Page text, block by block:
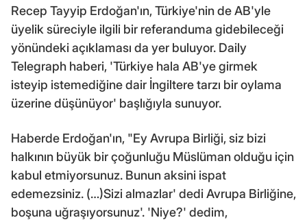
Recep Tayyip Erdoğan'ın, Türkiye'nin de AB'yle
üyelik süreciyle ilgili bir referanduma gidebileceği
yönündeki açıklaması da yer buluyor. Daily
Telegraph haberi, 'Türkiye hala AB'ye girmek
isteyip istemediğine dair İngiltere tarzı bir oylama
üzerine düşünüyor' başlığıyla sunuyor.
Haberde Erdoğan'ın, "Ey Avrupa Birliği, siz bizi
halkının büyük bir çoğunluğu Müslüman olduğu için
kabul etmiyorsunuz. Bunun aksini ispat
edemezsiniz. (…)Sizi almazlar' dedi Avrupa Birliğine,
boşuna uğraşıyorsunuz'. 'Niye?' dedim,